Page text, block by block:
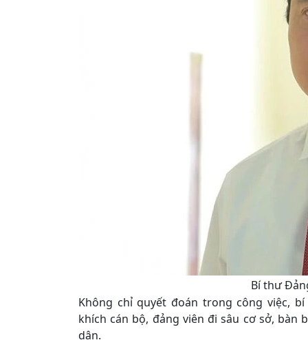
Bí thư
Không chỉ quyết đoán trong công việc,
khích cán bộ, đảng viên đi sâu cơ sở,
dân.